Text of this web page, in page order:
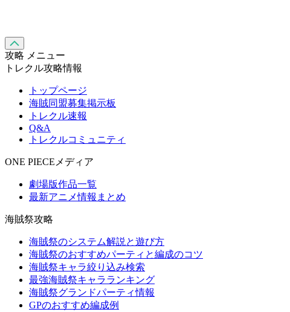
攻略 メニュー
トレクル攻略情報
トップページ
海賊同盟募集掲示板
トレクル速報
Q&A
トレクルコミュニティ
ONE PIECEメディア
劇場版作品一覧
最新アニメ情報まとめ
海賊祭攻略
海賊祭のシステム解説と遊び方
海賊祭のおすすめパーティと編成のコツ
海賊祭キャラ絞り込み検索
最強海賊祭キャラランキング
海賊祭グランドパーティ情報
GPのおすすめ編成例